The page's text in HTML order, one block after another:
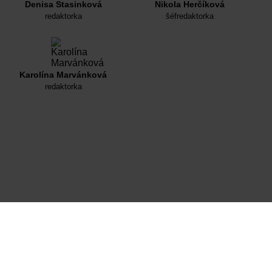
Denisa Stasinková
redaktorka
Nikola Herčíková
šéfredaktorka
Karolína Marvánková
redaktorka